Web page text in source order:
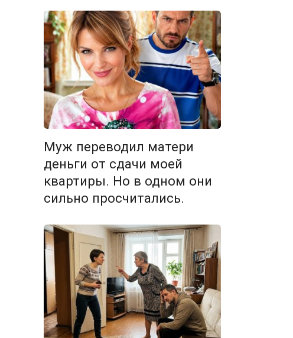
Муж переводил матери
деньги от сдачи моей
квартиры. Но в одном они
сильно просчитались.